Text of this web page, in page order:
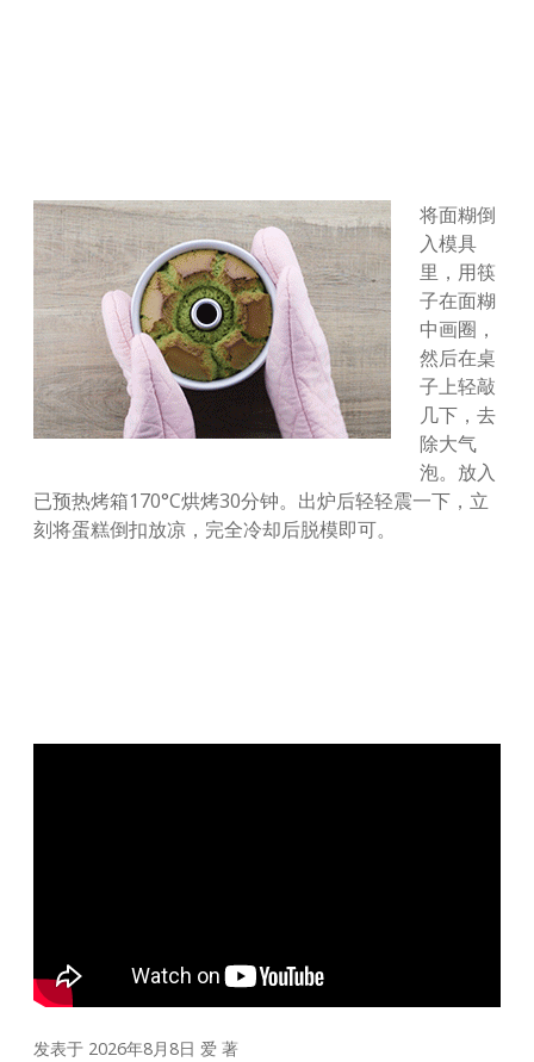
将面糊倒
入模具
里，用筷
子在面糊
中画圈，
然后在桌
子上轻敲
几下，去
除大气
泡。放入
已预热烤箱170°C烘烤30分钟。出炉后轻轻震一下，立
刻将蛋糕倒扣放凉，完全冷却后脱模即可。
发表于 2026年8月8日 爱 著